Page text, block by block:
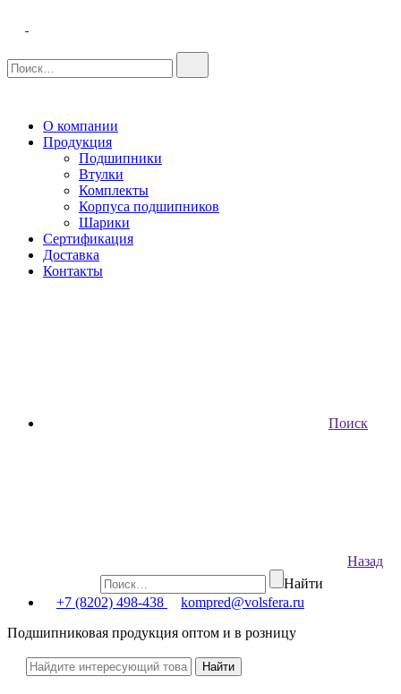
О компании
Продукция
Подшипники
Втулки
Комплекты
Корпуса подшипников
Шарики
Сертификация
Доставка
Контакты
Поиск
Назад
Найти
+7 (8202) 498-438
kompred@volsfera.ru
Подшипниковая продукция оптом и в розницу